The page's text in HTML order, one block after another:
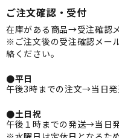
ご注文確認・受付
在庫がある商品→受注確認
※ご注文後の受注確認メー
絡ください。
●平日
午後3時までの注文→当日
●土日祝
午後１時までの発送→当日